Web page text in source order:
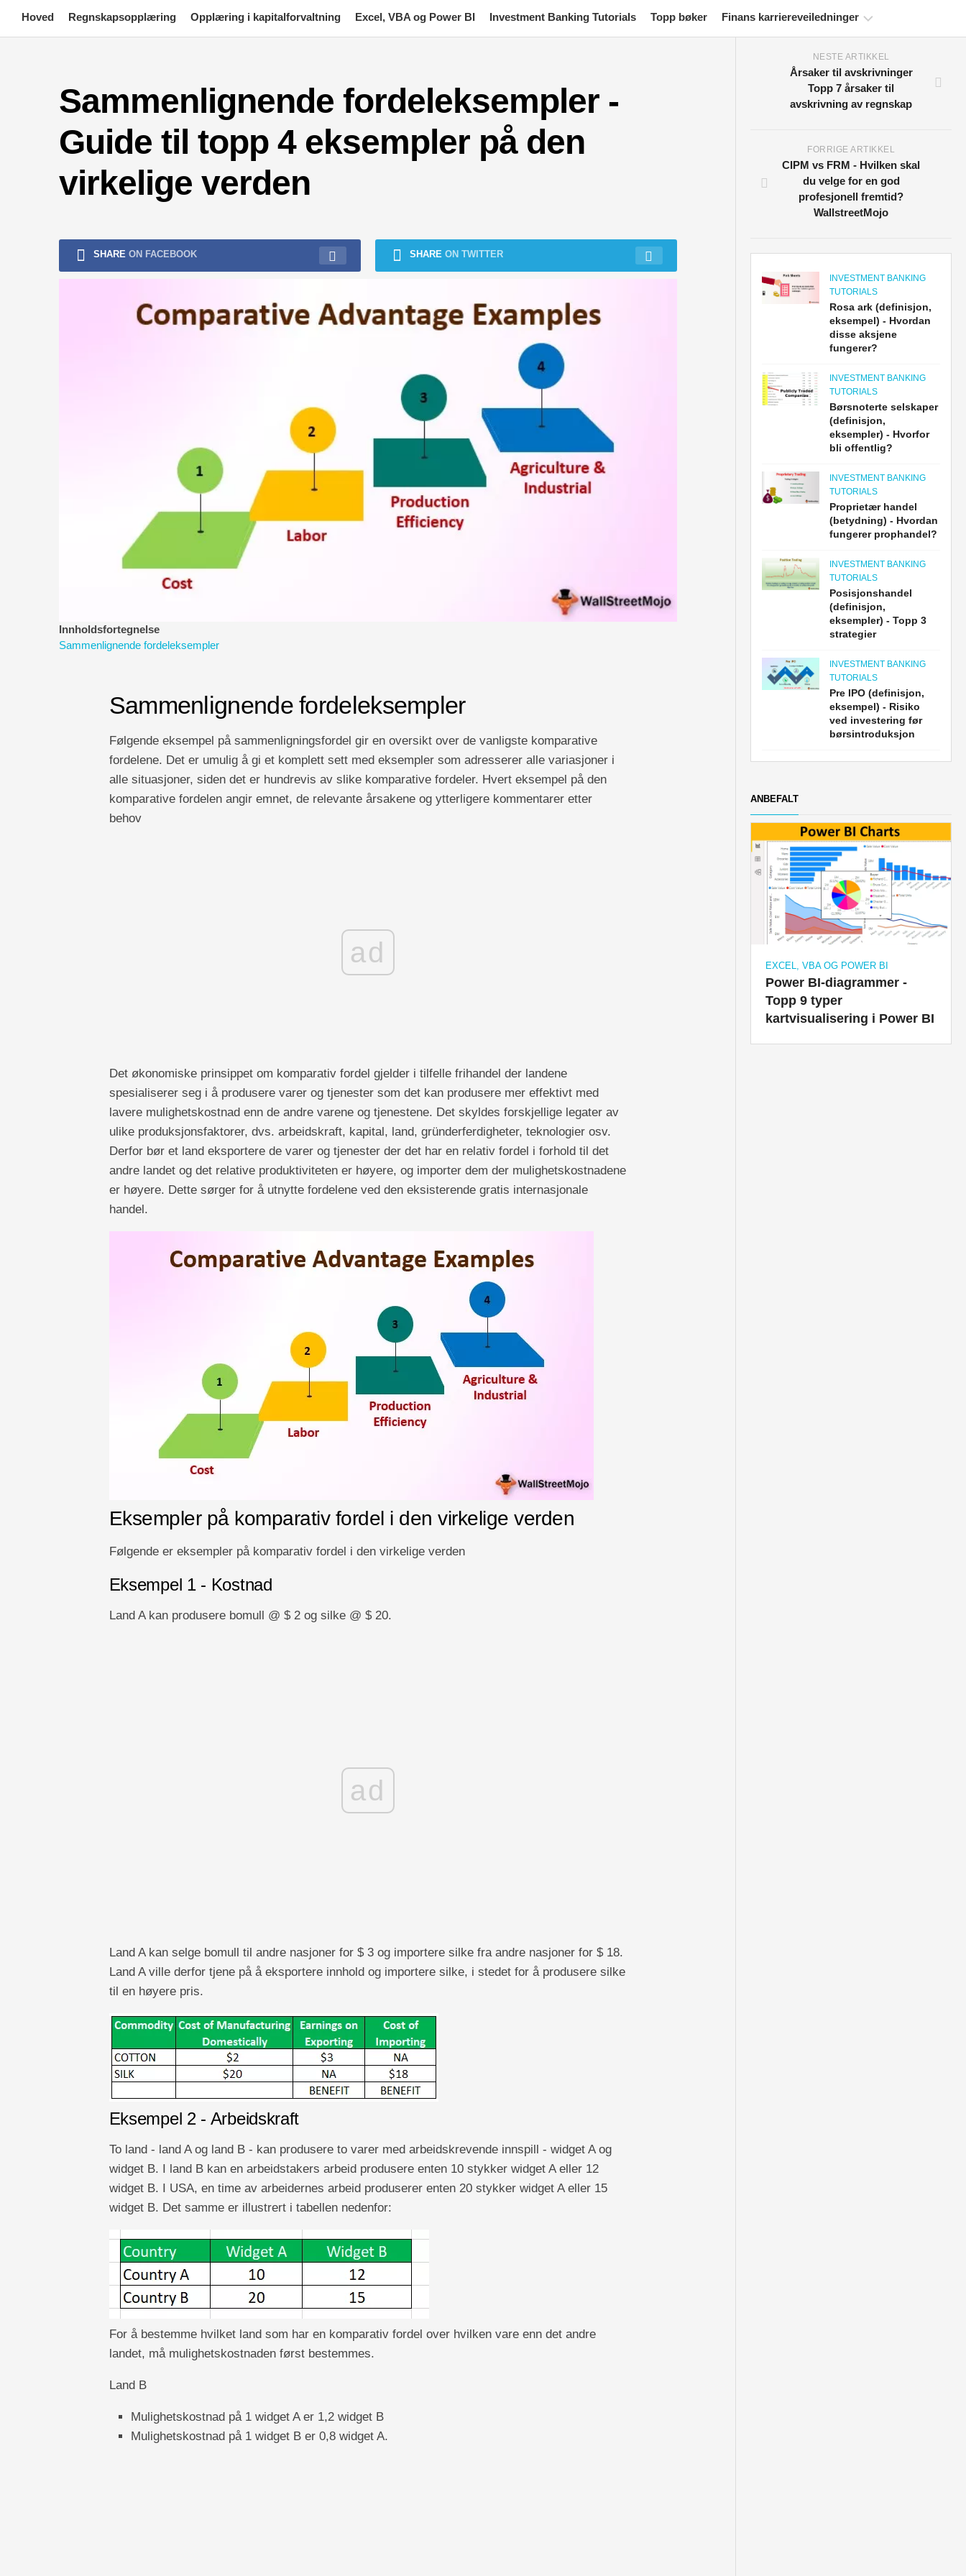
content
Hoved Regnskapsopplæring Opplæring i kapitalforvaltning Excel, VBA og Power BI Investment Banking Tutorials Topp bøker Finans karriereveiledninger
økonomisertifisering
Fullstendig
format
Risikostyringsveiledninger
Sammenlignende fordeleksempler -
Guide til topp 4 eksempler på den
virkelige verden
SHARE ON FACEBOOK SHARE ON TWITTER
Innholdsfortegnelse
Sammenlignende fordeleksempler
Sammenlignende fordeleksempler
Følgende eksempel på sammenligningsfordel gir en oversikt over de vanligste komparative
fordelene. Det er umulig å gi et komplett sett med eksempler som adresserer alle variasjoner i
alle situasjoner, siden det er hundrevis av slike komparative fordeler. Hvert eksempel på den
komparative fordelen angir emnet, de relevante årsakene og ytterligere kommentarer etter
behov
ad
Det økonomiske prinsippet om komparativ fordel gjelder i tilfelle frihandel der landene
spesialiserer seg i å produsere varer og tjenester som det kan produsere mer effektivt med
lavere mulighetskostnad enn de andre varene og tjenestene. Det skyldes forskjellige legater av
ulike produksjonsfaktorer, dvs. arbeidskraft, kapital, land, gründerferdigheter, teknologier osv.
Derfor bør et land eksportere de varer og tjenester der det har en relativ fordel i forhold til det
andre landet og det relative produktiviteten er høyere, og importer dem der mulighetskostnadene
er høyere. Dette sørger for å utnytte fordelene ved den eksisterende gratis internasjonale
handel.
Eksempler på komparativ fordel i den virkelige verden
Følgende er eksempler på komparativ fordel i den virkelige verden
Eksempel 1 - Kostnad
Land A kan produsere bomull @ $ 2 og silke @ $ 20.
ad
Land A kan selge bomull til andre nasjoner for $ 3 og importere silke fra andre nasjoner for $ 18.
Land A ville derfor tjene på å eksportere innhold og importere silke, i stedet for å produsere silke
til en høyere pris.
Eksempel 2 - Arbeidskraft
To land - land A og land B - kan produsere to varer med arbeidskrevende innspill - widget A og
widget B. I land B kan en arbeidstakers arbeid produsere enten 10 stykker widget A eller 12
widget B. I USA, en time av arbeidernes arbeid produserer enten 20 stykker widget A eller 15
widget B. Det samme er illustrert i tabellen nedenfor:
For å bestemme hvilket land som har en komparativ fordel over hvilken vare enn det andre
landet, må mulighetskostnaden først bestemmes.
Land B
Mulighetskostnad på 1 widget A er 1,2 widget B
Mulighetskostnad på 1 widget B er 0,8 widget A.
NESTE ARTIKKEL
Årsaker til avskrivninger
Topp 7 årsaker til
avskrivning av regnskap
FORRIGE ARTIKKEL
CIPM vs FRM - Hvilken skal
du velge for en god
profesjonell fremtid?
WallstreetMojo
INVESTMENT BANKING
TUTORIALS
Rosa ark (definisjon,
eksempel) - Hvordan
disse aksjene
fungerer?
INVESTMENT BANKING
TUTORIALS
Børsnoterte selskaper
(definisjon,
eksempler) - Hvorfor
bli offentlig?
INVESTMENT BANKING
TUTORIALS
Proprietær handel
(betydning) - Hvordan
fungerer prophandel?
INVESTMENT BANKING
TUTORIALS
Posisjonshandel
(definisjon,
eksempler) - Topp 3
strategier
INVESTMENT BANKING
TUTORIALS
Pre IPO (definisjon,
eksempel) - Risiko
ved investering før
børsintroduksjon
ANBEFALT
EXCEL, VBA OG POWER BI
Power BI-diagrammer -
Topp 9 typer
kartvisualisering i Power BI